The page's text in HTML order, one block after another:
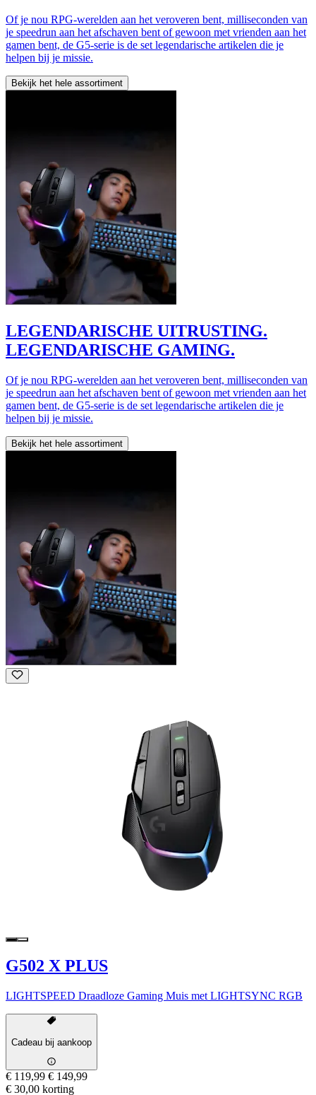
Of je nou RPG-werelden aan het veroveren bent, milliseconden van
je speedrun aan het afschaven bent of gewoon met vrienden aan het
gamen bent, de G5-serie is de set legendarische artikelen die je
helpen bij je missie.
Bekijk het hele assortiment
LEGENDARISCHE UITRUSTING.
LEGENDARISCHE GAMING.
Of je nou RPG-werelden aan het veroveren bent, milliseconden van
je speedrun aan het afschaven bent of gewoon met vrienden aan het
gamen bent, de G5-serie is de set legendarische artikelen die je
helpen bij je missie.
Bekijk het hele assortiment
G502 X PLUS
LIGHTSPEED Draadloze Gaming Muis met LIGHTSYNC RGB
Cadeau bij aankoop
€ 119,99 € 149,99
€ 30,00 korting